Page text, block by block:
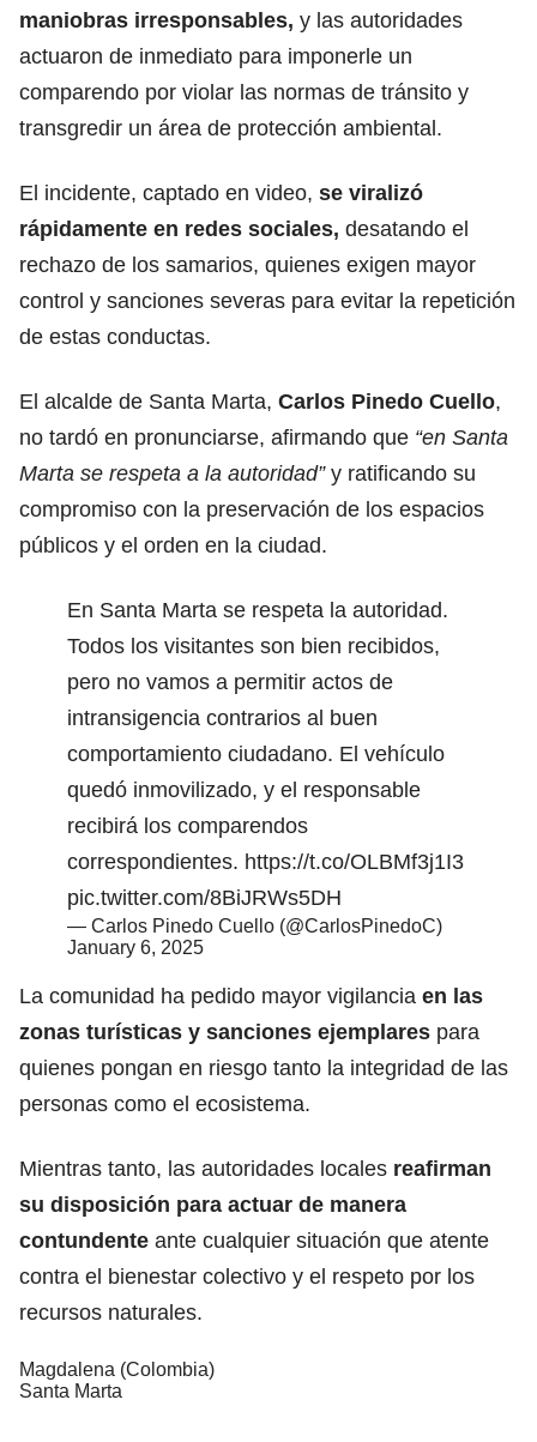
maniobras irresponsables, y las autoridades
actuaron de inmediato para imponerle un
comparendo por violar las normas de tránsito y
transgredir un área de protección ambiental.
El incidente, captado en video, se viralizó
rápidamente en redes sociales, desatando el
rechazo de los samarios, quienes exigen mayor
control y sanciones severas para evitar la repetición
de estas conductas.
El alcalde de Santa Marta, Carlos Pinedo Cuello,
no tardó en pronunciarse, afirmando que “en Santa
Marta se respeta a la autoridad”y ratificando su
compromiso con la preservación de los espacios
públicos y el orden en la ciudad.
En Santa Marta se respeta la autoridad.
Todos los visitantes son bien recibidos,
pero no vamos a permitir actos de
intransigencia contrarios al buen
comportamiento ciudadano. El vehículo
quedó inmovilizado, y el responsable
recibirá los comparendos
correspondientes. https://t.co/OLBMf3j1I3
pic.twitter.com/8BiJRWs5DH
— Carlos Pinedo Cuello (@CarlosPinedoC)
January 6, 2025
La comunidad ha pedido mayor vigilancia en las
zonas turísticas y sanciones ejemplares para
quienes pongan en riesgo tanto la integridad de las
personas como el ecosistema.
Mientras tanto, las autoridades locales reafirman
su disposición para actuar de manera
contundente ante cualquier situación que atente
contra el bienestar colectivo y el respeto por los
recursos naturales.
Magdalena (Colombia)
Santa Marta